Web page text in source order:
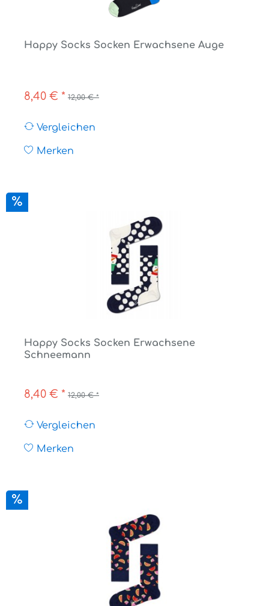
Happy Socks Socken Erwachsene Auge
8,40 € * 12,00 € *
Vergleichen
Merken
Happy Socks Socken Erwachsene
Schneemann
8,40 € * 12,00 € *
Vergleichen
Merken